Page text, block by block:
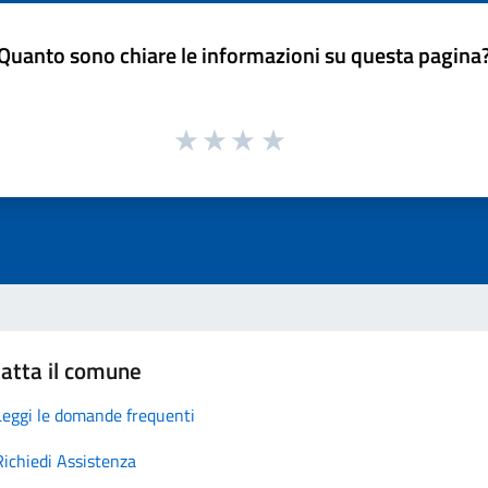
sono chiare le informazioni su questa
il comune
le domande frequenti
Assistenza